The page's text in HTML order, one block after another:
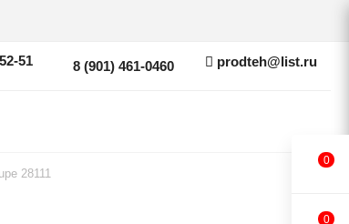
51 8 (901) 461-0460 prodteh@list.ru
28111
0
0